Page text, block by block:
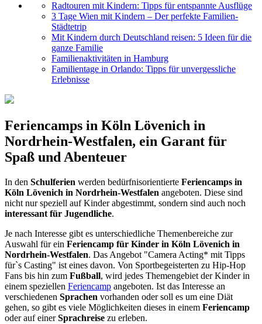
Radtouren mit Kindern: Tipps für entspannte Ausflüge
3 Tage Wien mit Kindern – Der perfekte Familien-
Städtetrip
Mit Kindern durch Deutschland reisen: 5 Ideen für die
ganze Familie
Familienaktivitäten in Hamburg
Familientage in Orlando: Tipps für unvergessliche
Erlebnisse
Feriencamps in Köln Lövenich in
Nordrhein-Westfalen, ein Garant für
Spaß und Abenteuer
In den Schulferien werden bedürfnisorientierte Feriencamps in
Köln Lövenich in Nordrhein-Westfalen angeboten. Diese sind
nicht nur speziell auf Kinder abgestimmt, sondern sind auch noch
interessant für Jugendliche.
Je nach Interesse gibt es unterschiedliche Themenbereiche zur
Auswahl für ein Feriencamp für Kinder in Köln Lövenich in
Nordrhein-Westfalen. Das Angebot "Camera Acting* mit Tipps
für`s Casting" ist eines davon. Von Sportbegeisterten zu Hip-Hop
Fans bis hin zum Fußball, wird jedes Themengebiet der Kinder in
einem speziellen Feriencamp angeboten. Ist das Interesse an
verschiedenen Sprachen vorhanden oder soll es um eine Diät
gehen, so gibt es viele Möglichkeiten dieses in einem Feriencamp
oder auf einerSprachreise zu erleben.